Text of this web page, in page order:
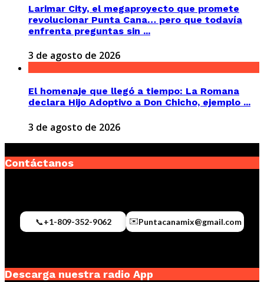
Larimar City, el megaproyecto que promete
revolucionar Punta Cana… pero que todavía
enfrenta preguntas sin ...
3 de agosto de 2026
El homenaje que llegó a tiempo: La Romana
declara Hijo Adoptivo a Don Chicho, ejemplo ...
3 de agosto de 2026
Contáctanos
📞+1-809-352-9062 ✉️Puntacanamix@gmail.com
Descarga nuestra radio App